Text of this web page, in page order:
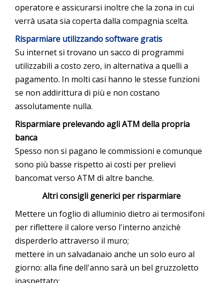
operatore e assicurarsi inoltre che la zona in cui
verrà usata sia coperta dalla compagnia scelta.
Risparmiare utilizzando software gratis
Su internet si trovano un sacco di programmi
utilizzabili a costo zero, in alternativa a quelli a
pagamento. In molti casi hanno le stesse funzioni
se non addirittura di più e non costano
assolutamente nulla.
Risparmiare prelevando agli ATM della propria
banca
Spesso non si pagano le commissioni e comunque
sono più basse rispetto ai costi per prelievi
bancomat verso ATM di altre banche.
Altri consigli generici per risparmiare
Mettere un foglio di alluminio dietro ai termosifoni
per riflettere il calore verso l'interno anzichè
disperderlo attraverso il muro;
mettere in un salvadanaio anche un solo euro al
giorno: alla fine dell'anno sarà un bel gruzzoletto